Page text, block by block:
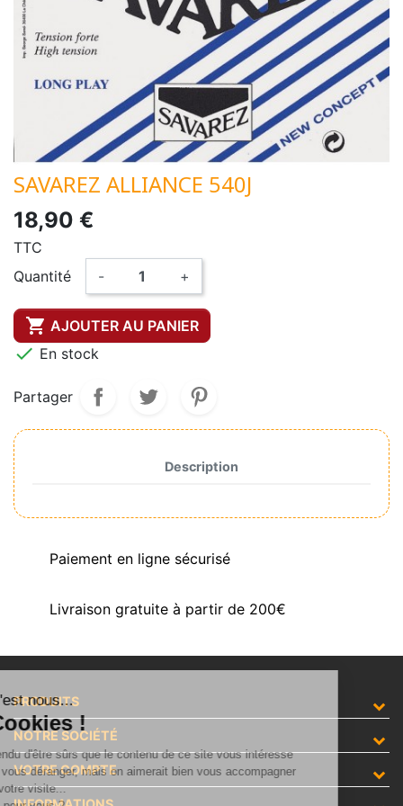
SAVAREZ ALLIANCE 540J
18,90 €
TTC
Quantité
- +
 AJOUTER AU PANIER
 En stock
Partager
Description
Paiement en ligne sécurisé
Livraison gratuite à partir de 200€
PRODUITS
NOTRE SOCIÉTÉ
VOTRE COMPTE
Salut c'est nous...
les Cookies !
On a attendu d'être sûrs que le contenu de ce site vous intéresse
avant de vous déranger, mais on aimerait bien vous accompagner
pendant votre visite...